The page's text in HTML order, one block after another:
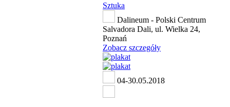
Sztuka
Dalineum - Polski Centrum
Salvadora Dali, ul. Wielka 24,
Poznań
Zobacz szczegóły
04-30.05.2018